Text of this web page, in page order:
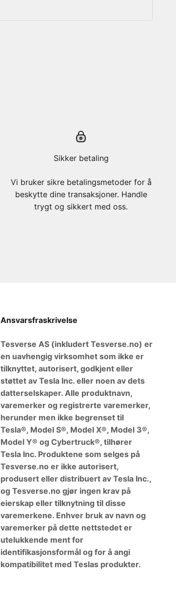
Sikker betaling
Vi bruker sikre betalingsmetoder for å
beskytte dine transaksjoner. Handle
trygt og sikkert med oss.
Ansvarsfraskrivelse
Tesverse AS (inkludert Tesverse.no) er
en uavhengig virksomhet som ikke er
tilknyttet, autorisert, godkjent eller
støttet av Tesla Inc. eller noen av dets
datterselskaper. Alle produktnavn,
varemerker og registrerte varemerker,
herunder men ikke begrenset til
Tesla®, Model S®, Model X®, Model 3®,
Model Y® og Cybertruck®, tilhører
Tesla Inc. Produktene som selges på
Tesverse.no er ikke autorisert,
produsert eller distribuert av Tesla Inc.,
og Tesverse.no gjør ingen krav på
eierskap eller tilknytning til disse
varemerkene. Enhver bruk av navn og
varemerker på dette nettstedet er
utelukkende ment for
identifikasjonsformål og for å angi
kompatibilitet med Teslas produkter.